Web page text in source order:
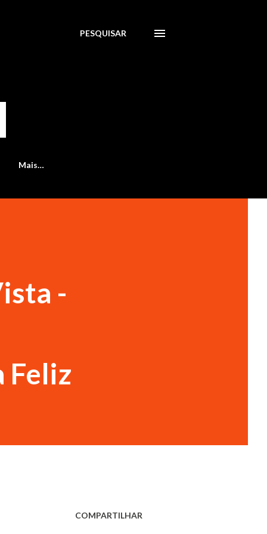
PESQUISAR
Mais…
-
Feliz
COMPARTILHAR